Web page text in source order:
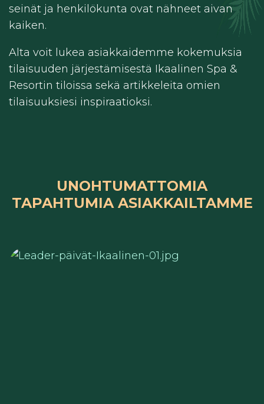
seinät ja henkilökunta ovat nähneet aivan
kaiken.
Alta voit lukea asiakkaidemme kokemuksia
tilaisuuden järjestämisestä Ikaalinen Spa &
Resortin tiloissa sekä artikkeleita omien
tilaisuuksiesi inspiraatioksi.
UNOHTUMATTOMIA
TAPAHTUMIA ASIAKKAILTAMME